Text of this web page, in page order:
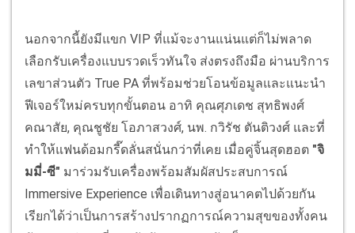
นอกจากนี้ยังมีแขก VIP ที่แม้จะงานแน่นแต่ก็ไม่พลาด
เลือกรับเครื่องแบบรวดเร็วทันใจ ส่งตรงถึงมือ ผ่านบริการ
เลขาส่วนตัว True PA ที่พร้อมช่วยโอนข้อมูลและแนะนำ
ฟีเจอร์ใหม่ครบทุกขั้นตอน อาทิ คุณศุภเดช สุทธิพงศ์
คณาสัย, คุณชูชัย โอภาสวงศ์, นพ. กวิรัช ตันติวงศ์ และที่
ทำให้แฟนด้อมกรี๊ดลั่นสนั่นกว่าที่เคย เมื่อคู่จิ้นสุดฮอต "จิ
มมี่-ซี" มาร่วมรับเครื่องพร้อมสัมผัสประสบการณ์
Immersive Experience เพื่อเดินทางสู่อนาคตไปด้วยกัน
เรียกได้ว่าเป็นการสร้างปรากฏการณ์ความสุขของทั้งคน